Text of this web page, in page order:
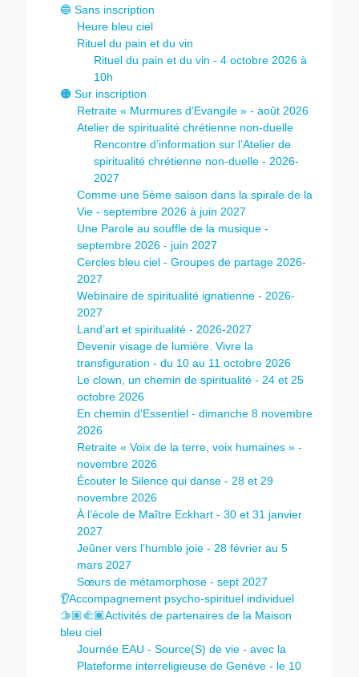
🔵 Sans inscription
Heure bleu ciel
Rituel du pain et du vin
Rituel du pain et du vin - 4 octobre 2026 à
10h
🟠 Sur inscription
Retraite « Murmures d’Evangile » - août 2026
Atelier de spiritualité chrétienne non-duelle
Rencontre d’information sur l’Atelier de
spiritualité chrétienne non-duelle - 2026-
2027
Comme une 5ème saison dans la spirale de la
Vie - septembre 2026 à juin 2027
Une Parole au souffle de la musique -
septembre 2026 - juin 2027
Cercles bleu ciel - Groupes de partage 2026-
2027
Webinaire de spiritualité ignatienne - 2026-
2027
Land’art et spiritualité - 2026-2027
Devenir visage de lumière. Vivre la
transfiguration - du 10 au 11 octobre 2026
Le clown, un chemin de spiritualité - 24 et 25
octobre 2026
En chemin d’Essentiel - dimanche 8 novembre
2026
Retraite « Voix de la terre, voix humaines » -
novembre 2026
Écouter le Silence qui danse - 28 et 29
novembre 2026
À l’école de Maître Eckhart - 30 et 31 janvier
2027
Jeûner vers l’humble joie - 28 février au 5
mars 2027
Sœurs de métamorphose - sept 2027
👂Accompagnement psycho-spirituel individuel
🫱🏽‍🫲🏾Activités de partenaires de la Maison
bleu ciel
Journée EAU - Source(S) de vie - avec la
Plateforme interreligieuse de Genève - le 10